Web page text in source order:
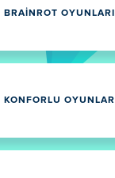
BRAINROT OYUNLARI
KONFORLU OYUNLARI